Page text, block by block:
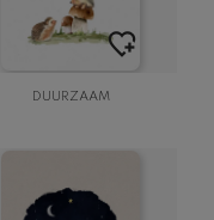
DUURZAAM